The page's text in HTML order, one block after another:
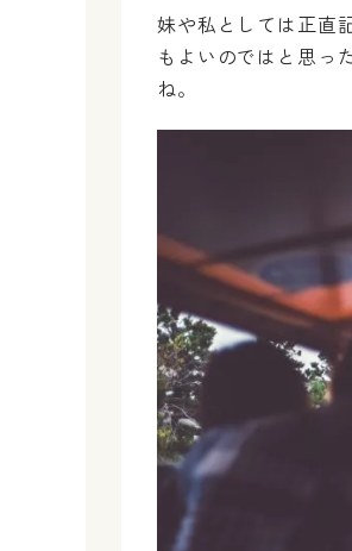
妹や私としては正直
もよいのではと思っ
ね。